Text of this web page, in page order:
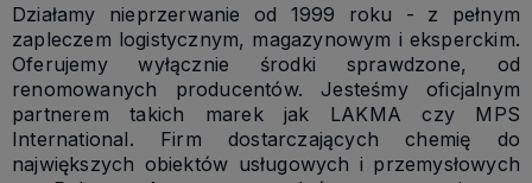
Działamy nieprzerwanie od 1999 roku - z pełnym
zapleczem logistycznym, magazynowym i eksperckim.
Oferujemy wyłącznie środki sprawdzone, od
renomowanych producentów. Jesteśmy oficjalnym
partnerem takich marek jak LAKMA czy MPS
International. Firm dostarczających chemię do
największych obiektów usługowych i przemysłowych